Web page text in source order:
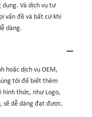
dụng. Và dịch vụ tư
vấn đề và bất cứ khi
dàng.
hoặc dịch vụ OEM,
tôi để biết thêm
thức, như Logo,
sẽ dễ dàng đạt được.